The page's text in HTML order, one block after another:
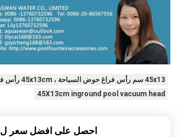
45x13 سم رأس فراغ حوض السباحة ، 45x13cm رأس فراغ بركة سباحة
45X13cm inground pool vacuum head
احصل على افضل سعر ل